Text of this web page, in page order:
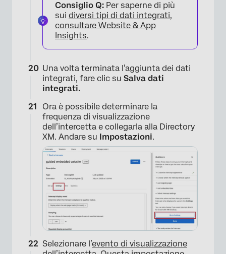
×
Consiglio Q: Per saperne di più
sui diversi tipi di dati integrati,
consultare Website & App
Insights.
Una volta terminata l’aggiunta dei dati
integrati, fare clic su Salva dati
integrati.
Ora è possibile determinare la
frequenza di visualizzazione
dell’intercetta e collegarla alla Directory
XM. Andare su Impostazioni.
Selezionare l’evento di visualizzazione